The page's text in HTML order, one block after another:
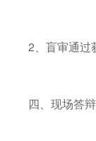
2、盲审通过
四、现场答